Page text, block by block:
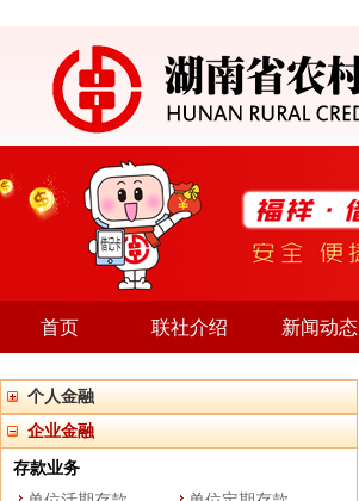
首页 联社介绍 新闻动态
个人金融
企业金融
存款业务